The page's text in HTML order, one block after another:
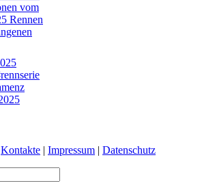
Kontakte | Impressum | Datenschutz